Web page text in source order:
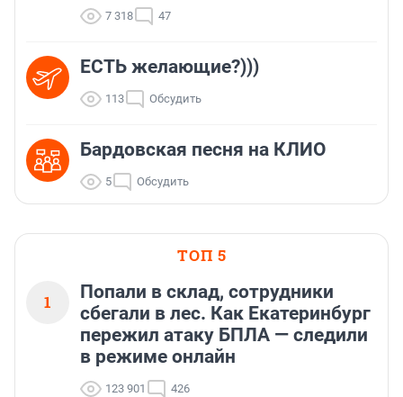
7 318 47
ЕСТЬ желающие?)))
113 Обсудить
Бардовская песня на КЛИО
5 Обсудить
ТОП 5
1
Попали в склад, сотрудники
сбегали в лес. Как Екатеринбург
пережил атаку БПЛА — следили
в режиме онлайн
123 901 426